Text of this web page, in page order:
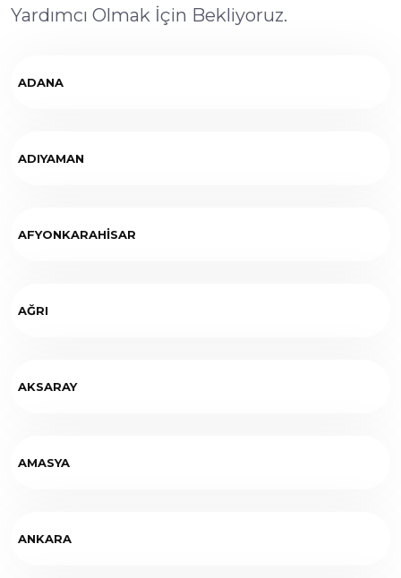
Yardımcı Olmak İçin Bekliyoruz.
ADANA
ADIYAMAN
AFYONKARAHİSAR
AĞRI
AKSARAY
AMASYA
ANKARA